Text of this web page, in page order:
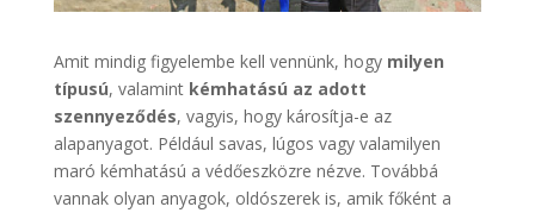
Amit mindig figyelembe kell vennünk, hogymilyen
típusú, valamint kémhatású az adott
szennyeződés, vagyis, hogy károsítja-e az
alapanyagot. Például savas, lúgos vagy valamilyen
maró kémhatású a védőeszközre nézve. Továbbá
vannak olyan anyagok, oldószerek is, amik főként a